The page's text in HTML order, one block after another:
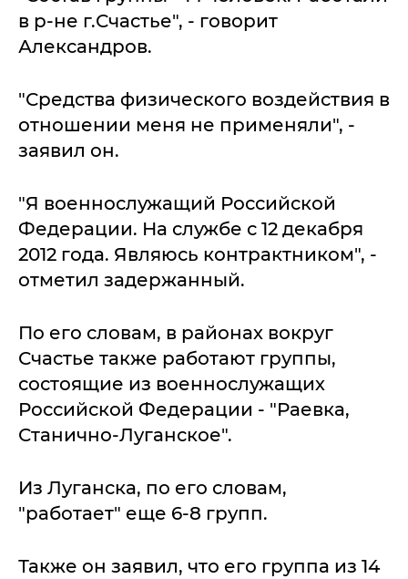
в р-не г.Счастье", - говорит
Александров.
"Средства физического воздействия в
отношении меня не применяли", -
заявил он.
"Я военнослужащий Российской
Федерации. На службе с 12 декабря
2012 года. Являюсь контрактником", -
отметил задержанный.
По его словам, в районах вокруг
Счастье также работают группы,
состоящие из военнослужащих
Российской Федерации - "Раевка,
Станично-Луганское".
Из Луганска, по его словам,
"работает" еще 6-8 групп.
Также он заявил, что его группа из 14